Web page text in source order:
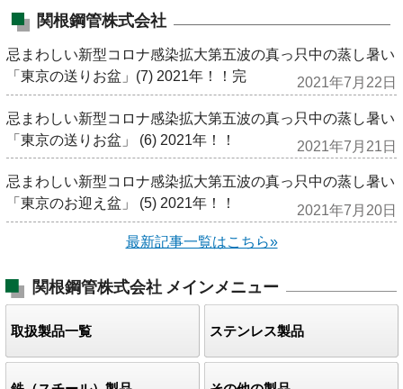
関根鋼管株式会社
忌まわしい新型コロナ感染拡大第五波の真っ只中の蒸し暑い
「東京の送りお盆」(7) 2021年！！完
2021年7月22日
忌まわしい新型コロナ感染拡大第五波の真っ只中の蒸し暑い
「東京の送りお盆」 (6) 2021年！！
2021年7月21日
忌まわしい新型コロナ感染拡大第五波の真っ只中の蒸し暑い
「東京のお迎え盆」 (5) 2021年！！
2021年7月20日
最新記事一覧はこちら»
関根鋼管株式会社 メインメニュー
取扱製品一覧 ステンレス製品